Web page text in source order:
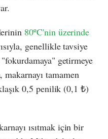
80ºC'nin üzerinde
genellikle tavsiye
getirmeye
tamamen
0,5 penilik (0,1 ₺)
ısıtmak için bir